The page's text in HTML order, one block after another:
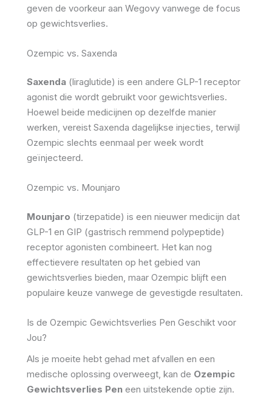
geven de voorkeur aan Wegovy vanwege de focus
op gewichtsverlies.
Ozempic vs. Saxenda
Saxenda (liraglutide) is een andere GLP-1 receptor
agonist die wordt gebruikt voor gewichtsverlies.
Hoewel beide medicijnen op dezelfde manier
werken, vereist Saxenda dagelijkse injecties, terwijl
Ozempic slechts eenmaal per week wordt
geïnjecteerd.
Ozempic vs. Mounjaro
Mounjaro (tirzepatide) is een nieuwer medicijn dat
GLP-1 en GIP (gastrisch remmend polypeptide)
receptor agonisten combineert. Het kan nog
effectievere resultaten op het gebied van
gewichtsverlies bieden, maar Ozempic blijft een
populaire keuze vanwege de gevestigde resultaten.
Is de Ozempic Gewichtsverlies Pen Geschikt voor
Jou?
Als je moeite hebt gehad met afvallen en een
medische oplossing overweegt, kan de Ozempic
Gewichtsverlies Pen een uitstekende optie zijn.